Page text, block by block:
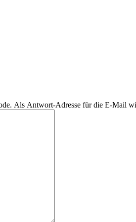
Als Antwort-Adresse für die E-Mail